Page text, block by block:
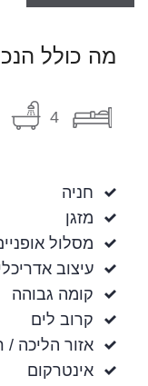
מה כולל
4
חניה
מזגן
מסלול
עיצוב
קומה גבוהה
קרוב לים
אזור הליכה /
אינטרקום